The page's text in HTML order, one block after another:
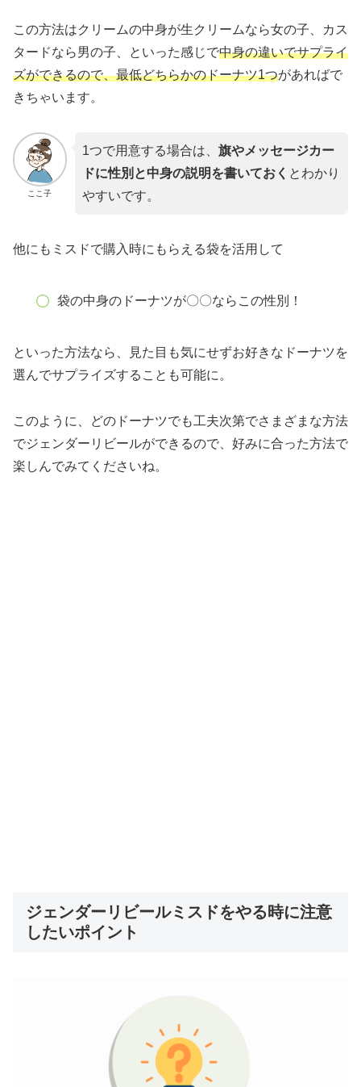
この方法はクリームの中身が生クリームなら女の子、カス
タードなら男の子、といった感じで中身の違いでサプライ
ズができるので、最低どちらかのドーナツ1つがあればで
きちゃいます。
ここ子
1つで用意する場合は、 旗やメッセージカー
ドに性別と中身の説明を書いておく とわかり
やすいです。
他にもミスドで購入時にもらえる袋を活用して
袋の中身のドーナツが〇〇ならこの性別！
といった方法なら、見た目も気にせずお好きなドーナツを
選んでサプライズすることも可能に。
このように、どのドーナツでも工夫次第でさまざまな方法
でジェンダーリビールができるので、好みに合った方法で
楽しんでみてくださいね。
ジェンダーリビールミスドをやる時に注意
したいポイント